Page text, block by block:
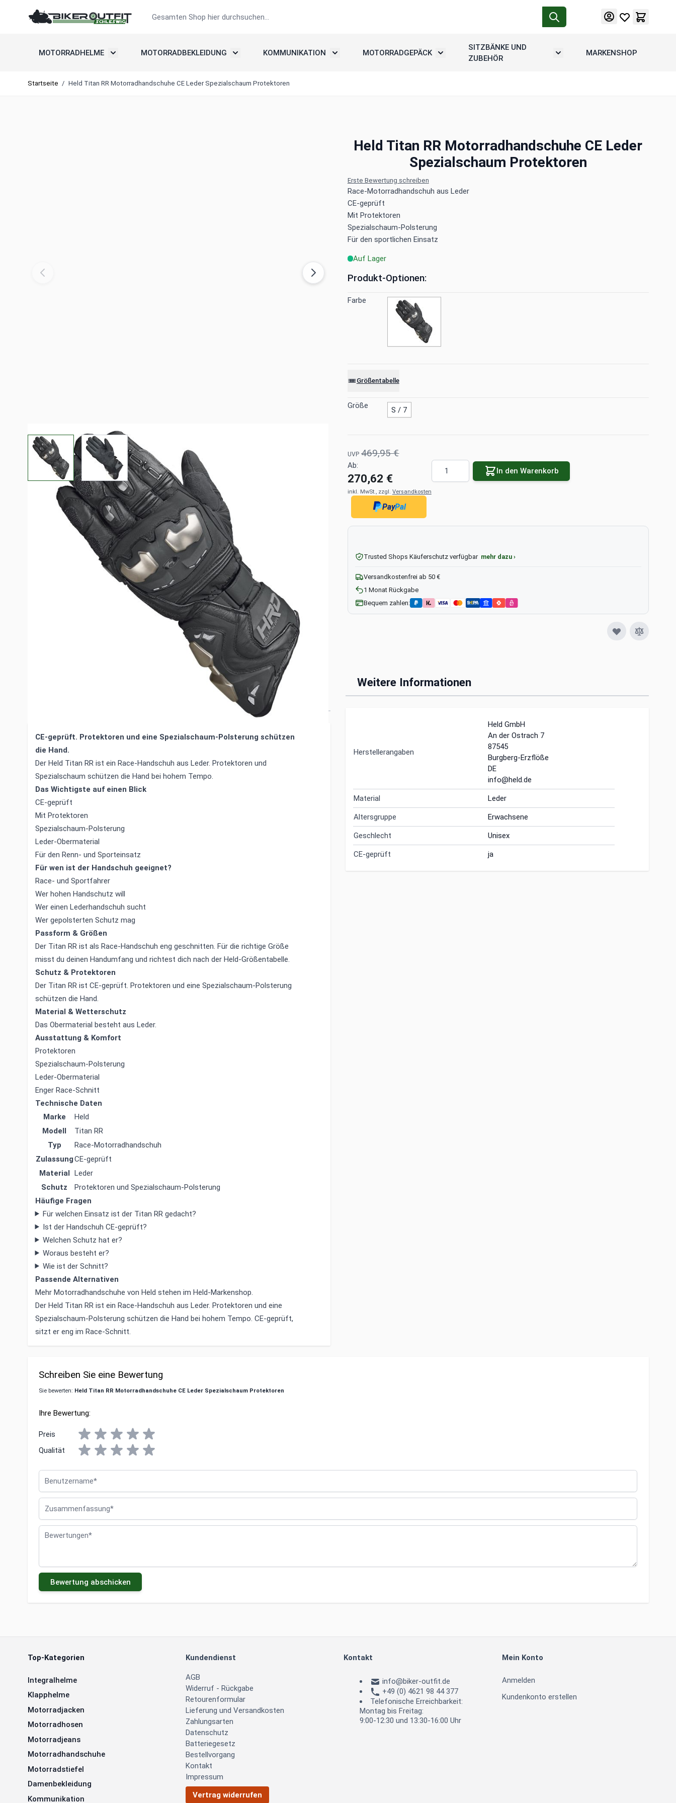
MOTORRADHELME
Untermenü umschalten: Motorradhelme
MOTORRADBEKLEIDUNG
Untermenü umschalten: Motorradbekleidung
KOMMUNIKATION
Untermenü umschalten: Kommunikation
MOTORRADGEPÄCK
Untermenü umschalten: Motorradgepäck
SITZBÄNKE UND
ZUBEHÖR
Untermenü umschalten: Sitzbänke
MARKENSHOP
Startseite / Held Titan RR Motorradhandschuhe CE Leder Spezialschaum Protektoren
Held Titan RR Motorradhandschuhe CE Leder
Spezialschaum Protektoren
View larger imageView larger image
Erste Bewertung schreiben
Race-Motorradhandschuh aus Leder
CE-geprüft
Mit Protektoren
Spezialschaum-Polsterung
Für den sportlichen Einsatz
Auf Lager
Produkt-Optionen:
Farbe
Größentabelle
Größe S / 7
UVP 469,95 €
Ab:
270,62 €
inkl. MwSt., zzgl. Versandkosten
In den Warenkorb
PayPal
Trusted Shops Käuferschutz verfügbar mehr dazu ›
Versandkostenfrei ab 50 €
1 Monat Rückgabe
Bequem zahlen:
Held Titan RR Motorradhandschuhe CE
CE-geprüft. Protektoren und eine Spezialschaum-Polsterung schützen
die Hand.
Der Held Titan RR ist ein Race-Handschuh aus Leder. Protektoren und
Spezialschaum schützen die Hand bei hohem Tempo.
Das Wichtigste auf einen Blick
CE-geprüft
Mit Protektoren
Spezialschaum-Polsterung
Leder-Obermaterial
Für den Renn- und Sporteinsatz
Für wen ist der Handschuh geeignet?
Race- und Sportfahrer
Wer hohen Handschutz will
Wer einen Lederhandschuh sucht
Wer gepolsterten Schutz mag
Passform & Größen
Der Titan RR ist als Race-Handschuh eng geschnitten. Für die richtige Größe
misst du deinen Handumfang und richtest dich nach der Held-Größentabelle.
Schutz & Protektoren
Der Titan RR ist CE-geprüft. Protektoren und eine Spezialschaum-Polsterung
schützen die Hand.
Material & Wetterschutz
Das Obermaterial besteht aus Leder.
Ausstattung & Komfort
Protektoren
Spezialschaum-Polsterung
Leder-Obermaterial
Enger Race-Schnitt
Technische Daten
Marke
Held
Modell
Titan RR
Typ
Race-Motorradhandschuh
ZulassungCE-geprüft
Material Leder
Schutz
Protektoren und Spezialschaum-Polsterung
Häufige Fragen
Für welchen Einsatz ist der Titan RR gedacht?
Ist der Handschuh CE-geprüft?
Welchen Schutz hat er?
Woraus besteht er?
Wie ist der Schnitt?
Passende Alternativen
Mehr Motorradhandschuhe von Held stehen im Held-Markenshop
Der Held Titan RR ist ein Race-Handschuh aus Leder. Protektoren und eine
Spezialschaum-Polsterung schützen die Hand bei hohem Tempo. CE-geprüft,
sitzt er eng im Race-Schnitt.
Weitere Informationen
Herstellerangaben
Held GmbH
An der Ostrach 7
87545
Burgberg-Erzflöße
DE
info@held.de
Material Leder
Altersgruppe Erwachsene
Geschlecht Unisex
CE-geprüft ja
Schreiben Sie eine Bewertung
Sie bewerten: Held Titan RR Motorradhandschuhe CE Leder Spezialschaum Protektoren
Ihre Bewertung:
Preis
Qualität
Bewertungen
Bewertung abschicken
Top-Kategorien
Integralhelme
Klapphelme
Motorradjacken
Motorradhosen
Motorradjeans
Motorradhandschuhe
Motorradstiefel
Damenbekleidung
Kommunikation
Kundendienst
AGB
Widerruf - Rückgabe
Retourenformular
Lieferung und Versandkosten
Zahlungsarten
Datenschutz
Batteriegesetz
Bestellvorgang
Kontakt
Impressum
Vertrag widerrufen
Kontakt
info@biker-outfit.de
+49 (0) 4621 98 44 377
Telefonische Erreichbarkeit:
Montag bis Freitag:
9:00-12:30 und 13:30-16:00 Uhr
Mein Konto
Anmelden
Kundenkonto erstellen